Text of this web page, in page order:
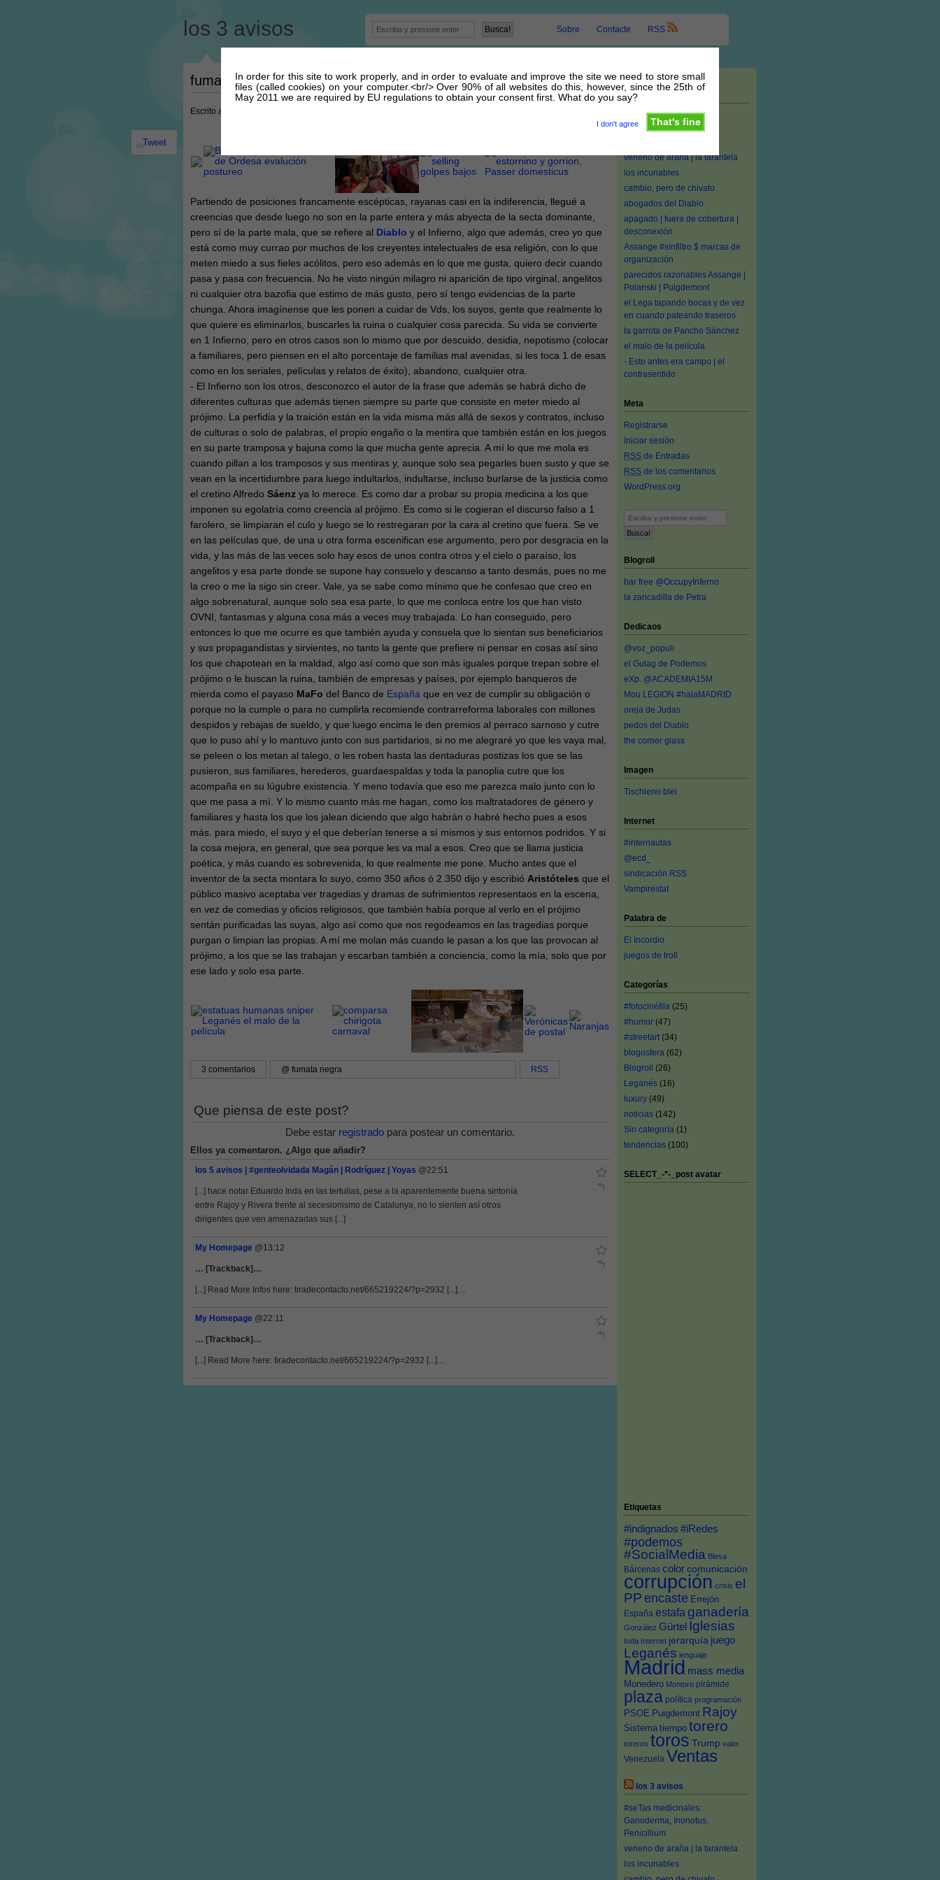
In order for this site to work properly, and in order to evaluate and improve the site we need to store small
files (called cookies) on your computer.<br/> Over 90% of all websites do this, however, since the 25th of
May 2011 we are required by EU regulations to obtain your consent first. What do you say?
That's fine
I don't agree
los 3 avisos Sobre Contacte RSS
fumata negra
Escrito a las @ 9:31 PM el dia 31 Octubre 2015 por
Tweet
Partiendo de posiciones francamente escépticas, rayanas casi en la indiferencia, llegué a
creencias que desde luego no son en la parte entera y más abyecta de la secta dominante,
pero sí de la parte mala, que se refiere al Diablo y el Infierno, algo que además, creo yo que
está como muy currao por muchos de los creyentes intelectuales de esa religión, con lo que
meten miedo a sus fieles acólitos, pero eso además en lo que me gusta, quiero decir cuando
pasa y pasa con frecuencia. No he visto ningún milagro ni aparición de tipo virginal, angelitos
ni cualquier otra bazofia que estimo de más gusto, pero sí tengo evidencias de la parte
chunga. Ahora imagínense que les ponen a cuidar de Vds, los suyos, gente que realmente lo
que quiere es eliminarlos, buscarles la ruina o cualquier cosa parecida. Su vida se convierte
en 1 Infierno, pero en otros casos son lo mismo que por descuido, desidia, nepotismo (colocar
a familiares, pero piensen en el alto porcentaje de familias mal avenidas, si les toca 1 de esas
como en los seriales, películas y relatos de éxito), abandono, cualquier otra.
- El Infierno son los otros, desconozco el autor de la frase que además se habrá dicho de
diferentes culturas que además tienen siempre su parte que consiste en meter miedo al
prójimo. La perfidia y la traición están en la vida misma más allá de sexos y contratos, incluso
de culturas o solo de palabras, el propio engaño o la mentira que también están en los juegos
en su parte tramposa y bajuna como la que mucha gente aprecia. A mí lo que me mola es
cuando pillan a los tramposos y sus mentiras y, aunque solo sea pegarles buen susto y que se
vean en la incertidumbre para luego indultarlos, indultarse, incluso burlarse de la justicia como
el cretino Alfredo Sáenz ya lo merece. Es como dar a probar su propia medicina a los que
imponen su egolatría como creencia al prójimo. Es como si le cogieran el discurso falso a 1
farolero, se limpiaran el culo y luego se lo restregaran por la cara al cretino que fuera. Se ve
en las películas que, de una u otra forma escenifican ese argumento, pero por desgracia en la
vida, y las más de las veces solo hay esos de unos contra otros y el cielo o paraíso, los
angelitos y esa parte donde se supone hay consuelo y descanso a tanto desmás, pues no me
la creo o me la sigo sin creer. Vale, ya se sabe como mínimo que he confesao que creo en
algo sobrenatural, aunque solo sea esa parte, lo que me conloca entre los que han visto
OVNI, fantasmas y alguna cosa más a veces muy trabajada. Lo han conseguido, pero
entonces lo que me ocurre es que también ayuda y consuela que lo sientan sus beneficiarios
y sus propagandistas y sirvientes, no tanto la gente que prefiere ni pensar en cosas así sino
los que chapotean en la maldad, algo así como que son más iguales porque trepan sobre el
prójimo o le buscan la ruina, también de empresas y países, por ejemplo banqueros de
mierda como el payaso MaFo del Banco de España que en vez de cumplir su obligación o
porque no la cumple o para no cumplirla recomiende contrarreforma laborales con millones
despidos y rebajas de sueldo, y que luego encima le den premios al perraco sarnoso y cutre
que lo puso ahí y lo mantuvo junto con sus partidarios, si no me alegraré yo que les vaya mal,
se peleen o los metan al talego, o les roben hasta las dentaduras postizas los que se las
pusieron, sus familiares, herederos, guardaespaldas y toda la panoplia cutre que los
acompaña en su lúgubre existencia. Y meno todavía que eso me parezca malo junto con lo
que me pasa a mí. Y lo mismo cuanto más me hagan, como los maltratadores de género y
familiares y hasta los que los jalean diciendo que algo habrán o habré hecho pues a esos
más. para miedo, el suyo y el que deberían tenerse a sí mismos y sus entornos podridos. Y si
la cosa mejora, en general, que sea porque les va mal a esos. Creo que se llama justicia
poética, y más cuando es sobrevenida, lo que realmente me pone. Mucho antes que el
inventor de la secta montara lo suyo, como 350 años ó 2.350 dijo y escribió Aristóteles que el
público masivo aceptaba ver tragedias y dramas de sufrimientos representaos en la escena,
en vez de comedias y oficios religiosos, que también había porque al verlo en el prójimo
sentán purificadas las suyas, algo así como que nos regodeamos en las tragedias porque
purgan o limpian las propias. A mí me molan más cuando le pasan a los que las provocan al
prójimo, a los que se las trabajan y escarban también a conciencia, como la mía, solo que por
ese lado y solo esa parte.
3 comentarios @ fumata negra RSS
Que piensa de este post?
Debe estar registrado para postear un comentario.
Ellos ya comentaron. ¿Algo que añadir?
los 5 avisos | #genteolvidada Magán | Rodríguez | Yoyas @22:51
[...] hace notar Eduardo Inda en las tertulias, pese a la aparentemente buena sintonía
entre Rajoy y Rivera frente al secesionismo de Catalunya, no lo sienten así otros
dirigentes que ven amenazadas sus [...]
My Homepage @13:12
… [Trackback]…
[...] Read More Infos here: tiradecontacto.net/665219224/?p=2932 [...]…
My Homepage @22:11
… [Trackback]…
[...] Read More here: tiradecontacto.net/665219224/?p=2932 [...]…
Entradas recientes
#seTas medicinales:
Ganoderma, Inonotus,
veneno de araña | la tarantela
los incunables
cambio, pero de chivato
abogados del Diablo
apagado | fuera de cobertura |
desconexión
Assange #sinfiltro $ marcas de
organización
parecidos razonables Assange |
Polanski | Puigdemont
el Lega tapando bocas y de vez
en cuando pateando traseros
la garrota de Pancho Sánchez
el malo de la película
- Esto antes era campo | el
contrasentido
Meta
Registrarse
Iniciar sesión
RSS de Entradas
RSS de los comentarios
WordPress.org
Blogroll
bar free @OccupyInferno
la zancadilla de Petra
Dedicaos
@voz_populi
el Gulag de Podemos
eXp. @ACADEMIA15M
Mou LEGION #halaMADRID
oreja de Judas
pedos del Diablo
the corner glass
Imagen
Tischlerei blei
Internet
#internautas
@ecd_
sindicación RSS
Vampirestat
Palabra de
El Incordio
juegos de troll
Categorías
#fotocinéfila (25)
#humor (47)
#streetart (34)
blogosfera (62)
Blogroll
(26)
Leganés (16)
luxury (49)
noticias (142)
Sin categoría (1)
tendencias (100)
SELECT_-*-_post avatar
Etiquetas
#indignados #iRedes
#podemos
#SocialMedia Blesa
Bárcenas color comunicación
corrupción crisis el
PP encaste Errejón
España estafa ganadería
González Gürtel Iglesias
Inda Internet jerarquía juego
Leganés lenguaje
Madrid mass media
Monedero Montoro pirámide
plaza política programación
PSOE Puigdemont Rajoy
Sistema tiempo torero
toreros toros Trump valor
Venezuela Ventas
los 3 avisos
#seTas medicinales:
Ganoderma, Inonotus,
Penicillium
veneno de araña | la tarantela
los incunables